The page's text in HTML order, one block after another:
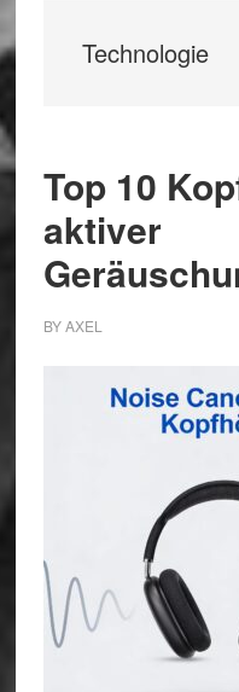
Technologie
Top 10
aktiver
BYAXEL